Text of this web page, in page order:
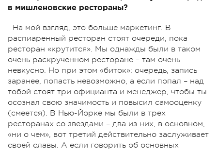
в мишленовские рестораны?
На мой взгляд, это больше маркетинг. В
распиаренный ресторан стоят очереди, пока
ресторан «крутится». Мы однажды были в таком
очень раскрученном ресторане – там очень
невкусно. Но при этом «биток»: очередь, запись
заранее, попасть невозможно, а если попал – над
тобой стоят три официанта и менеджер, чтобы ты
осознал свою значимость и повысил самооценку
(смеется). В Нью-Йорке мы были в трех
ресторанах со звездами – два из них, в основном,
«ни о чем», вот третий действительно заслуживает
своей славы. А если говорить об основных